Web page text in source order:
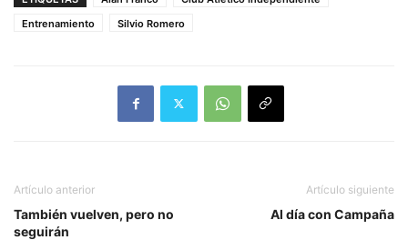
Entrenamiento
Silvio Romero
Artículo anterior
También vuelven, pero no
seguirán
Artículo siguiente
Al día con Campaña